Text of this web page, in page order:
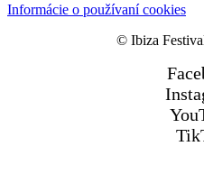
Informácie o používaní cookies
© Ibiza